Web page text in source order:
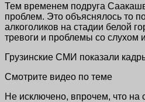
Тем временем подруга
проблем. Это объяснялось то
алкоголиков на стадии белой
тревоги и проблемы со слухом
Грузинские СМИ показали
Смотрите видео по теме
Не исключено, впрочем, что на